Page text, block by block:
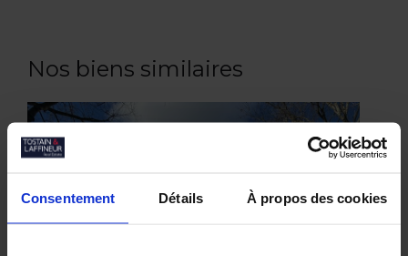
Consentement Détails À propos des cookies
Nos biens similaires